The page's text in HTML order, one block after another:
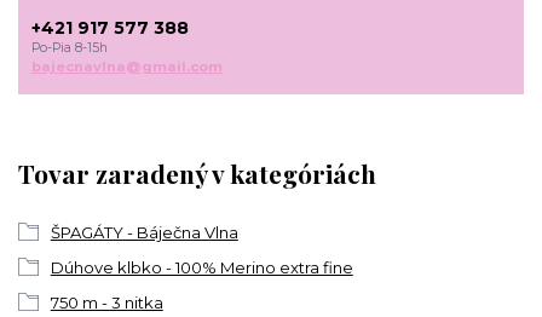
Tovar zaradený v kategóriách
ŠPAGÁTY - Báječna Vlna
Dúhove klbko - 100% Merino extra fine
750 m - 3 nitka
+421 917 577 388
Po-Pia 8-15h
bajecnavlna@gmail.com